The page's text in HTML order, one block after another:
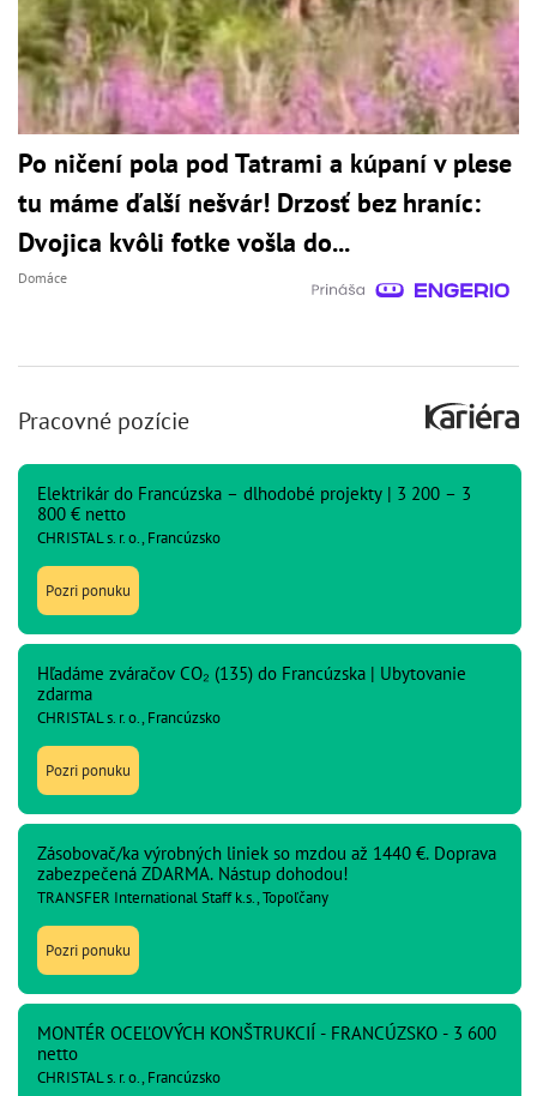
Po ničení pola pod Tatrami a kúpaní v plese
tu máme ďalší nešvár! Drzosť bez hraníc:
Dvojica kvôli fotke vošla do...
Domáce
Pracovné pozície
Elektrikár do Francúzska – dlhodobé projekty | 3 200 – 3
800 € netto
CHRISTAL s. r. o., Francúzsko
Pozri ponuku
Hľadáme zváračov CO₂ (135) do Francúzska | Ubytovanie
zdarma
CHRISTAL s. r. o., Francúzsko
Pozri ponuku
Zásobovač/ka výrobných liniek so mzdou až 1440 €. Doprava
zabezpečená ZDARMA. Nástup dohodou!
TRANSFER International Staff k.s., Topoľčany
Pozri ponuku
MONTÉR OCEĽOVÝCH KONŠTRUKCIÍ - FRANCÚZSKO - 3 600
netto
CHRISTAL s. r. o., Francúzsko